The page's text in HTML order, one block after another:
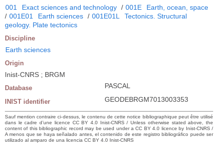
001 Exact sciences and technology / 001E
Earth, ocean, space
/ 001E01 Earth sciences / 001E01L
Tectonics. Structural
geology. Plate tectonics
Discipline
Earth sciences
Origin
Inist-CNRS ; BRGM
Database PASCAL
INIST identifier GEODEBRGM7013003353
Sauf mention contraire ci-dessus, le contenu de cette notice bibliographique peut être utilisé
dans le cadre d’une licence CC BY 4.0 Inist-CNRS / Unless otherwise stated above, the
content of this bibliographic record may be used under a CC BY 4.0 licence by Inist-CNRS /
A menos que se haya señalado antes, el contenido de este registro bibliográfico puede ser
utilizado al amparo de una licencia CC BY 4.0 Inist-CNRS